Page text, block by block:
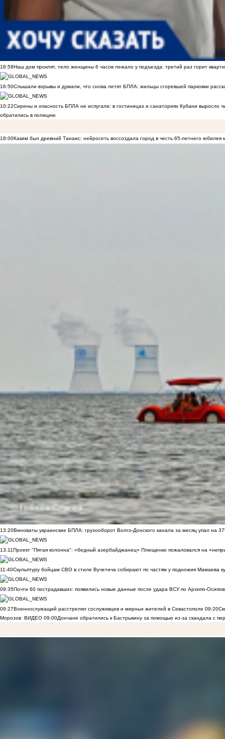
16:58Наш дом проклят, тело женщины 6 часов лежало у подъезда: третий раз горит
16:50Слышали взрывы и думали, что снова летят БПЛА: жильцы сгоревшей парковки
10:22Сирены и опасность БПЛА не испугали: в гостиницах и санаториях Кубани выросло
обратились в полицию
18:00Каким был древний Танаис: нейросеть воссоздала город в честь 65-летнего юбилея
13:20Виноваты украинские БПЛА: грузооборот Волго-Донского канала за месяц упал на
13:11Проект "Пятая колонна": «бедный азербайджанец» Плющенко пожаловался на
11:40Скульптуру бойцам СВО в стиле Вучетича собирают по частям у подножия Мамаева
09:35Почти 60 пострадавших: появились новые данные после удара ВСУ по Архипо-
09:27Военнослужащий расстрелял сослуживцев и мирных жителей в Севастополе 09:20
Морозов
ВИДЕО 09:00Дончане обратились к Бастрыкину за помощью из-за скандала с